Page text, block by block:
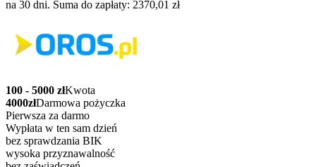
na 30 dni. Suma do zapłaty: 2370,01 zł
100 - 5000 złKwota
4000złDarmowa pożyczka
Pierwsza za darmo
Wypłata w ten sam dzień
bez sprawdzania BIK
wysoka przyznawalność